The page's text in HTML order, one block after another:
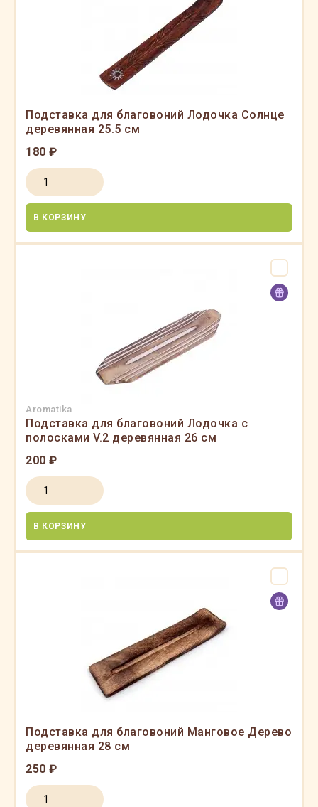
Подставка для благовоний Лодочка Солнце
деревянная 25.5 см
180 ₽
В КОРЗИНУ
Aromatika
Подставка для благовоний Лодочка с
полосками V.2 деревянная 26 см
200 ₽
В КОРЗИНУ
Подставка для благовоний Манговое Дерево
деревянная 28 см
250 ₽